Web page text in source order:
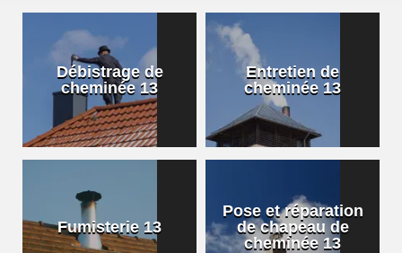
Débistrage de
cheminée 13
Entretien de
cheminée 13
Fumisterie 13
Pose et réparation
de chapeau de
cheminée 13